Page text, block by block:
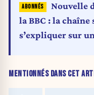
MENTIONNÉS DANS CET
Nouvelle
la BBC : la chaîne
s’expliquer sur